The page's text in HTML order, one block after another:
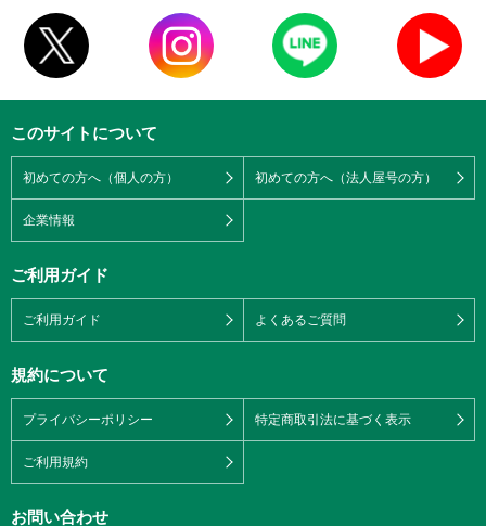
このサイトについて
初めての方へ（個人の方） 初めての方へ（法人屋号の方）
企業情報
ご利用ガイド
ご利用ガイド よくあるご質問
規約について
プライバシーポリシー 特定商取引法に基づく表示
ご利用規約
お問い合わせ